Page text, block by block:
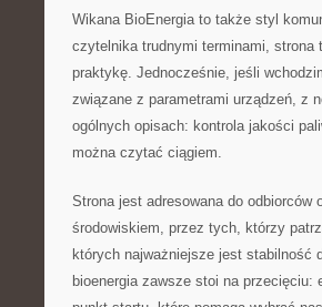
Wikana BioEnergia to także styl
czytelnika trudnymi terminami, strona
praktykę. Jednocześnie, jeśli
związane z parametrami urządzeń, z
ogólnych opisach: kontrola jakości
można czytać ciągiem.
Strona jest adresowana do
środowiskiem, przez tych, którzy
których najważniejsze jest stabilność
bioenergia zawsze stoi na